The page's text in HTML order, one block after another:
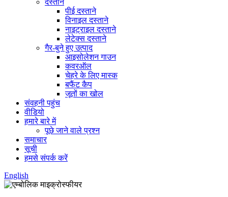
दस्ताने
पीई दस्ताने
विनाइल दस्ताने
नाइट्राइल दस्ताने
लेटेक्स दस्ताने
गैर-बुने हुए उत्पाद
आइसोलेशन गाउन
कवरऑल
चेहरे के लिए मास्क
बफैंट कैप
जूतों का खोल
संवहनी पहुंच
वीडियो
हमारे बारे में
पूछे जाने वाले प्रश्न
समाचार
सूची
हमसे संपर्क करें
English